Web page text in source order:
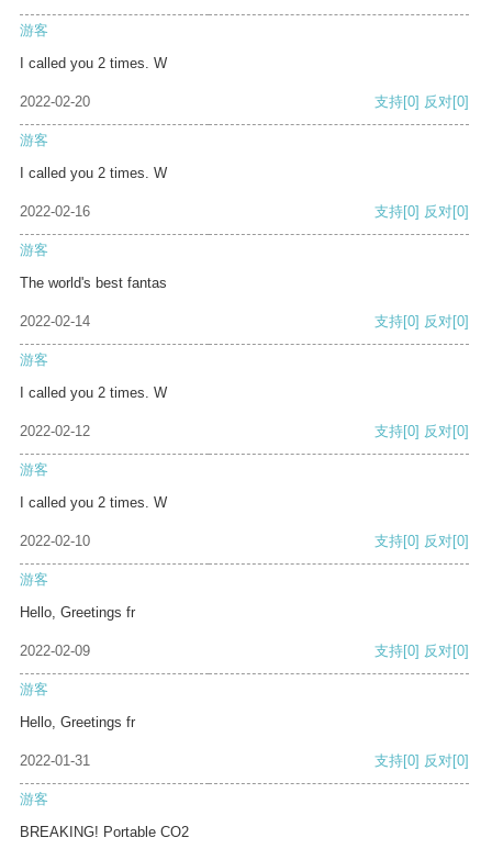
游客
I called you 2 times. W
2022-02-20 支持[0] 反对[0]
游客
I called you 2 times. W
2022-02-16 支持[0] 反对[0]
游客
The world's best fantas
2022-02-14 支持[0] 反对[0]
游客
I called you 2 times. W
2022-02-12 支持[0] 反对[0]
游客
I called you 2 times. W
2022-02-10 支持[0] 反对[0]
游客
Hello, Greetings fr
2022-02-09 支持[0] 反对[0]
游客
Hello, Greetings fr
2022-01-31 支持[0] 反对[0]
游客
BREAKING! Portable CO2